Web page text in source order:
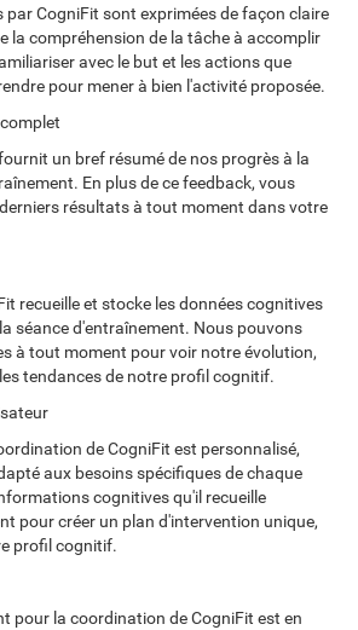
CogniFit sont exprimées de façon claire
la compréhension de la tâche à accomplir
avec le but et les actions que
pour mener à bien l'activité proposée.
un bref résumé de nos progrès à la
En plus de ce feedback, vous
résultats à tout moment dans votre
recueille et stocke les données cognitives
séance d'entraînement. Nous pouvons
à tout moment pour voir notre évolution,
tendances de notre profil cognitif.
de CogniFit est personnalisé,
aux besoins spécifiques de chaque
cognitives qu'il recueille
pour créer un plan d'intervention unique,
profil cognitif.
pour la coordination de CogniFit est en